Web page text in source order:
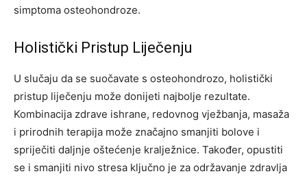
simptoma osteohondroze.
Holistički Pristup Liječenju
U slučaju da se suočavate s osteohondrozo, holistički
pristup liječenju može donijeti najbolje rezultate.
Kombinacija zdrave ishrane, redovnog vježbanja, masaža
i prirodnih terapija može značajno smanjiti bolove i
spriječiti daljnje oštećenje kralježnice. Također, opustiti
se i smanjiti nivo stresa ključno je za održavanje zdravlja